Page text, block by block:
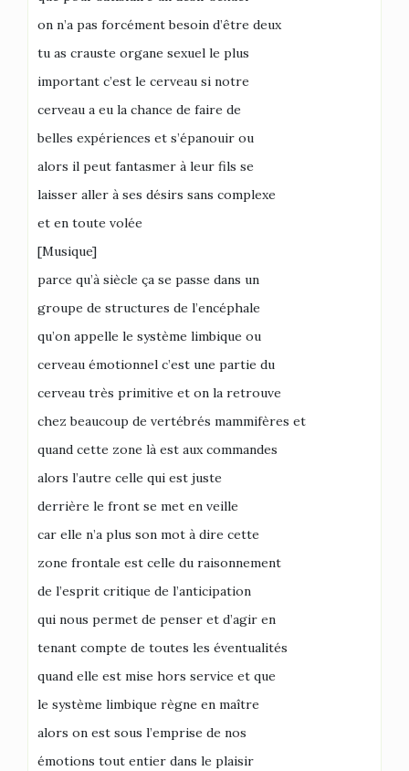
on n’a pas forcément besoin d’être deux
tu as crauste organe sexuel le plus
important c’est le cerveau si notre
cerveau a eu la chance de faire de
belles expériences et s’épanouir ou
alors il peut fantasmer à leur fils se
laisser aller à ses désirs sans complexe
et en toute volée
[Musique]
parce qu’à siècle ça se passe dans un
groupe de structures de l’encéphale
qu’on appelle le système limbique ou
cerveau émotionnel c’est une partie du
cerveau très primitive et on la retrouve
chez beaucoup de vertébrés mammifères et
quand cette zone là est aux commandes
alors l’autre celle qui est juste
derrière le front se met en veille
car elle n’a plus son mot à dire cette
zone frontale est celle du raisonnement
de l’esprit critique de l’anticipation
qui nous permet de penser et d’agir en
tenant compte de toutes les éventualités
quand elle est mise hors service et que
le système limbique règne en maître
alors on est sous l’emprise de nos
émotions tout entier dans le plaisir